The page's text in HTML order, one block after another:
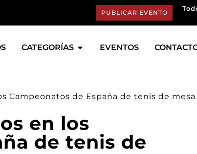
PUBLICAR EVENTO
CATEGORÍAS EVENTOS
Campeonatos de España de tenis de mesa
en los
de tenis de